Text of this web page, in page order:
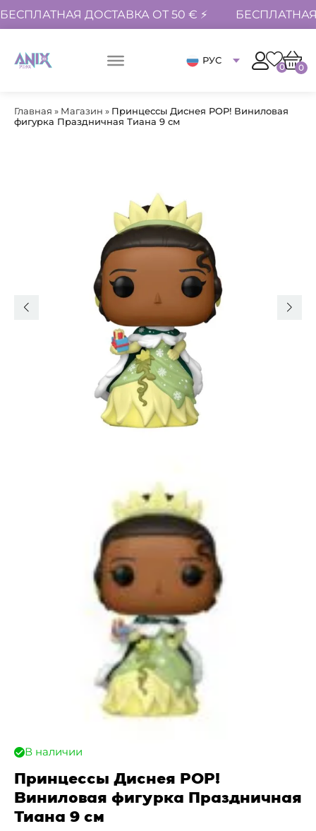
БЕСПЛАТНАЯ ДОСТАВКА ОТ 50 € ⚡
РУС
0 0
Главная » Магазин » Принцессы Диснея POP! Виниловая
фигурка Праздничная Тиана 9 см
В наличии
Принцессы Диснея POP!
Виниловая фигурка Праздничная
Тиана 9 см